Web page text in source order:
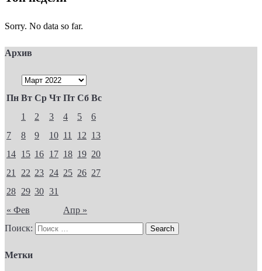
Sorry. No data so far.
Архив
Пн Вт Ср Чт Пт Сб Вс
« Фев Апр »
1 2 3 4 5
6
7
8 9 10 11 12 13
14 15 16 17 18 19 20
21
22 23 24 25 26 27
28 29 30 31
Поиск:
Метки